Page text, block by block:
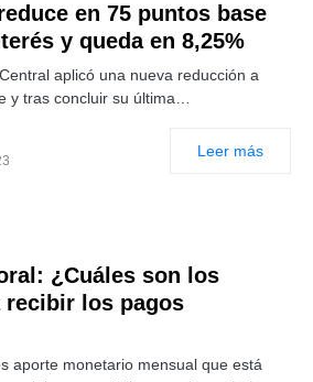
en 75 puntos base
y queda en 8,25%
aplicó una nueva reducción a
y tras concluir su última…
Leer más
¿Cuáles son los
los pagos
aporte monetario mensual que está